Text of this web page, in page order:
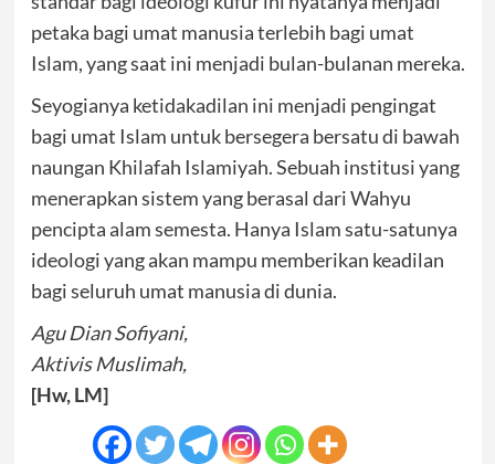
petaka bagi umat manusia terlebih bagi umat
Islam, yang saat ini menjadi bulan-bulanan mereka.
Seyogianya ketidakadilan ini menjadi pengingat
bagi umat Islam untuk bersegera bersatu di bawah
naungan Khilafah Islamiyah. Sebuah institusi yang
menerapkan sistem yang berasal dari Wahyu
pencipta alam semesta. Hanya Islam satu-satunya
ideologi yang akan mampu memberikan keadilan
bagi seluruh umat manusia di dunia.
Agu Dian Sofiyani,
Aktivis Muslimah,
[Hw, LM]